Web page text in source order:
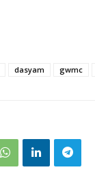
dasyam gwmc